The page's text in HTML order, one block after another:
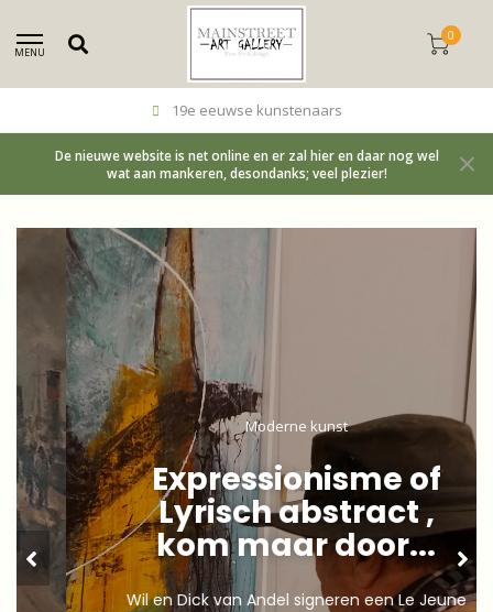
MENU
0
Betrouwbaar, kundig en eerlijk
De nieuwe website is net online en er zal hier en daar nog wel
wat aan mankeren, desondanks; veel plezier!
Moderne kunst
Expressionisme of
Lyrisch abstract ,
kom maar door...
Wil en Dick van Andel signeren een Le Jeune